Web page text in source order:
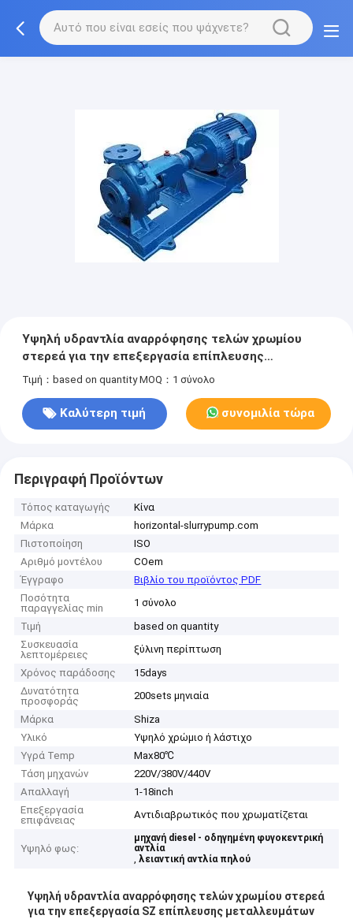
Υψηλή υδραντλία αναρρόφησης τελών χρωμίου
στερεά για την επεξεργασία επίπλευσης
μεταλλευμάτων
Τιμή：based on quantity MOQ：1 σύνολο
Καλύτερη τιμή συνομιλία τώρα
Περιγραφή Προϊόντων
Τόπος καταγωγής
Κίνα
Μάρκα
horizontal-slurrypump.com
Πιστοποίηση
ISO
Αριθμό μοντέλου
COem
Έγγραφο
Βιβλίο του προϊόντος PDF
Ποσότητα
παραγγελίας min
1 σύνολο
Τιμή
based on quantity
Συσκευασία
λεπτομέρειες
ξύλινη περίπτωση
Χρόνος παράδοσης
15days
Δυνατότητα
προσφοράς
200sets μηνιαία
Μάρκα
Shiza
Υλικό
Υψηλό χρώμιο ή λάστιχο
Υγρά Temp
Max80℃
Τάση μηχανών
220V/380V/440V
Απαλλαγή
1-18inch
Επεξεργασία
επιφάνειας
Αντιδιαβρωτικός που χρωματίζεται
Υψηλό φως:
μηχανή diesel - οδηγημένη φυγοκεντρική
αντλία
,λειαντική αντλία πηλού
Υψηλή υδραντλία αναρρόφησης τελών χρωμίου στερεά
για την επεξεργασία SZ επίπλευσης μεταλλευμάτων